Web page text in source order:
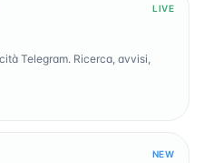
LIVE
Telegram. Ricerca, avvisi,
NEW